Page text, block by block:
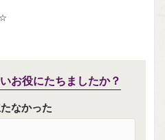
お役にたちましたか？
なかった